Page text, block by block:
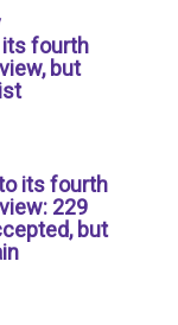
fourth
but
its fourth
229
but